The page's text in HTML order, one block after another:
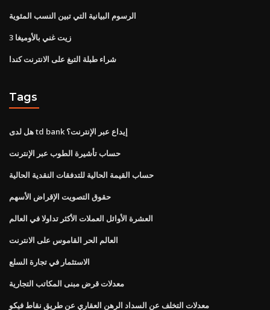
الرسوم البيانية التي تبين النسب المئوية
زيت غني بالأوميغا 3
شراء طبلة التبغ على الانترنت كندا
Tags
هل لدى td bank إيداع عبر الإنترنت؟
حساب تأشيرة الطوب عبر الإنترنت
حساب القيمة الحالية للتدفقات النقدية الحالية
حقوق التصويت الإقراض الأسهم
العشرة الأوائل العملات الأكثر تداولا في العالم
العالم الحر القاموس على الانترنت
الاستثمار في تجارة السلع
معدلات قرض مبنى المكاتب التجارية
معدلات التخلف عن السداد الرهن العقاري عن طريق نقاط فيكو